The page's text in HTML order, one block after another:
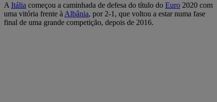
A Itália começou a caminhada de defesa do título do Euro 2020 com
uma vitória frente à Albânia, por 2-1, que voltou a estar numa fase
final de uma grande competição, depois de 2016.